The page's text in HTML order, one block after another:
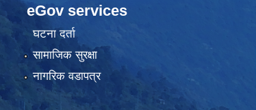
eGov services
घटना दर्ता
सामाजिक सुरक्षा
नागरिक वडापत्र